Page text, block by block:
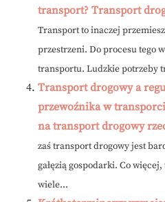
transport? Transport
Transport to inaczej
przestrzeni. Do procesu tego
transportu. Ludzkie potrzeby
Transport drogowy a
przewoźnika w
na transport drogowy
zaś transport drogowy jest
gałęzią gospodarki. Co
wiele...